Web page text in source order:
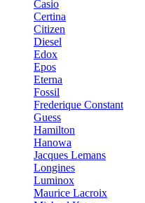
Casio
Certina
Citizen
Diesel
Edox
Epos
Eterna
Fossil
Frederique Constant
Guess
Hamilton
Hanowa
Jacques Lemans
Longines
Luminox
Maurice Lacroix